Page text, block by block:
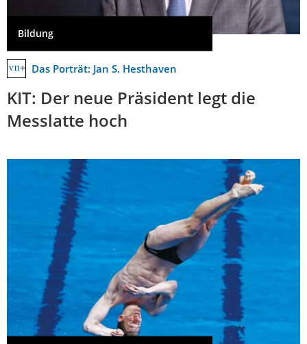
Bildung
Das Porträt: Jan S. Hesthaven
KIT: Der neue Präsident legt die
Messlatte hoch